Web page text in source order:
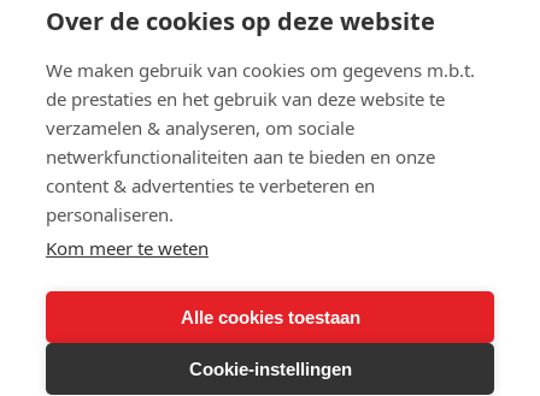
Over de cookies op deze website
We maken gebruik van cookies om gegevens m.b.t.
de prestaties en het gebruik van deze website te
verzamelen & analyseren, om sociale
netwerkfunctionaliteiten aan te bieden en onze
content & advertenties te verbeteren en
personaliseren.
Kom meer te weten
Alle cookies toestaan
Cookie-instellingen
Disclaimer
RECHTSGEBIEDEN
Huurrecht
VVE- en Appartementsrecht
Burenrecht en erfdienstbaarheden
Vastgoedrecht